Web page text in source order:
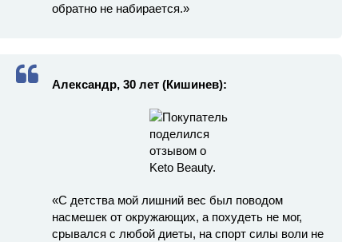
обратно не набирается.»
Александр, 30 лет (Кишинев):
«С детства мой лишний вес был поводом
насмешек от окружающих, а похудеть не мог,
срывался с любой диеты, на спорт силы воли не